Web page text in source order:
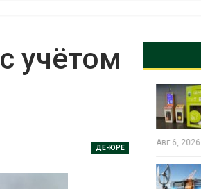
учётом
ДЕ-ЮРЕ
Авг 6, 2026